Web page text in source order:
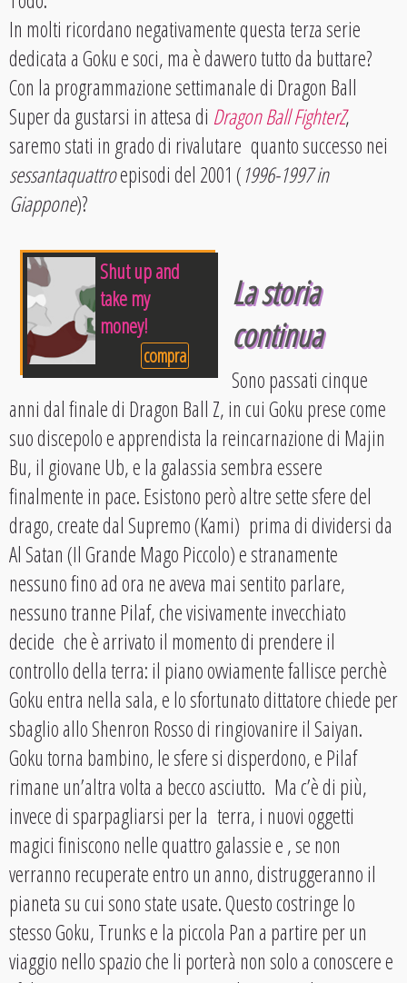
In molti ricordano negativamente questa terza serie
dedicata a Goku e soci, ma è davvero tutto da buttare?
Con la programmazione settimanale di Dragon Ball
Super da gustarsi in attesa di Dragon Ball FighterZ,
saremo stati in grado di rivalutare quanto successo nei
sessantaquattroepisodi del 2001 (1996-1997 in
Giappone)?
Shut up and
take my
money!
compra
La storia
continua
Sono passati cinque
anni dal finale di Dragon Ball Z, in cui Goku prese come
suo discepolo e apprendista la reincarnazione di Majin
Bu, il giovane Ub, e la galassia sembra essere
finalmente in pace. Esistono però altre sette sfere del
drago, create dal Supremo (Kami) prima di dividersi da
Al Satan (Il Grande Mago Piccolo) e stranamente
nessuno fino ad ora ne aveva mai sentito parlare,
nessuno tranne Pilaf, che visivamente invecchiato
decide che è arrivato il momento di prendere il
controllo della terra: il piano ovviamente fallisce perchè
Goku entra nella sala, e lo sfortunato dittatore chiede per
sbaglio allo Shenron Rosso di ringiovanire il Saiyan.
Goku torna bambino, le sfere si disperdono, e Pilaf
rimane un’altra volta a becco asciutto. Ma c’è di più,
invece di sparpagliarsi per la terra, i nuovi oggetti
magici finiscono nelle quattro galassie e , se non
verranno recuperate entro un anno, distruggeranno il
pianeta su cui sono state usate. Questo costringe lo
stesso Goku, Trunks e la piccola Pan a partire per un
viaggio nello spazio che li porterà non solo a conoscere e